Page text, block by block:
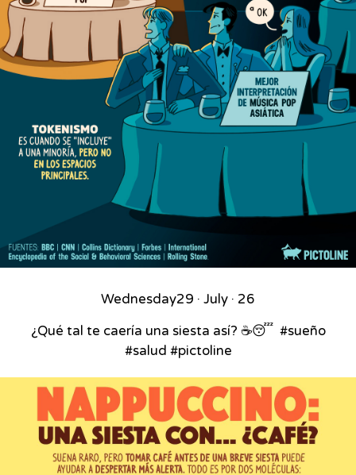
Wednesday29 · July · 26
¿Qué tal te caería una siesta así? ☕😴⁣ ⁣ #sueño
#salud #pictoline